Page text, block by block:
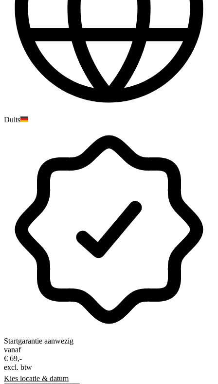
Duits
Startgarantie aanwezig
vanaf
€ 69,-
excl. btw
Kies locatie & datum